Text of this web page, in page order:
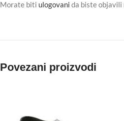
Morate biti ulogovani da biste objavili
Povezani proizvodi